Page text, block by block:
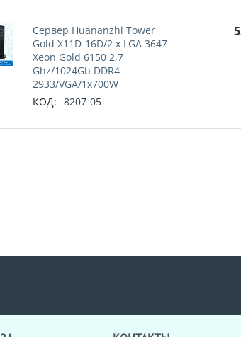
Cервер Huananzhi Tower
Gold X11D-16D/2 x LGA 3647
Xeon Gold 6150 2,7
Ghz/1024Gb DDR4
2933/VGA/1x700W
КОД: 8207-05